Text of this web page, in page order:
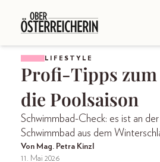
LIFESTYLE
Profi-Tipps
die Poolsaison
Schwimmbad-Check: es ist an
Schwimmbad aus dem
Von Mag. Petra Kinzl
11. Mai 2026